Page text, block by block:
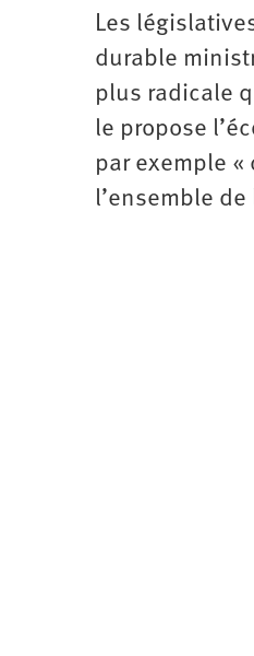
Les
durable
plus radicale
le propose
par exemple
l’ensemble